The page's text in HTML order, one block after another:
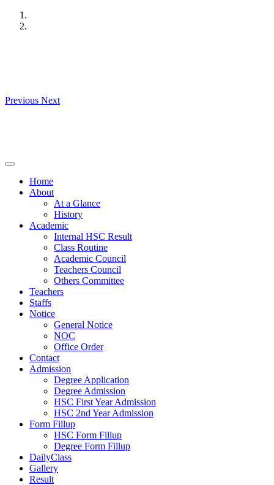
Skip
Previous Next
Home
About
At a Glance
History
Academic
Internal HSC Result
Class Routine
Academic Council
Teachers Council
Others Committee
Teachers
Staffs
Notice
General Notice
NOC
Office Order
Contact
Admission
Degree Application
Degree Admission
HSC First Year Admission
HSC 2nd Year Admission
Form Fillup
HSC Form Fillup
Degree Form Fillup
DailyClass
Gallery
Result